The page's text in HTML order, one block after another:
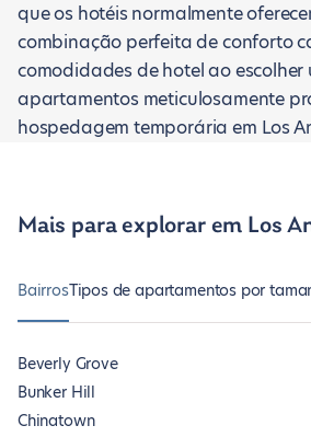
que os hotéis normalmente
combinação perfeita de conforto
comodidades de hotel ao escolher
apartamentos meticulosamente
hospedagem temporária em Los
Mais para explorar em Los
BairrosTipos de apartamentos por
Beverly Grove
Bunker Hill
Chinatown